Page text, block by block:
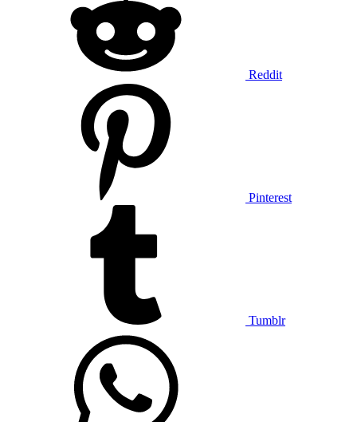
Reddit
Pinterest
Tumblr